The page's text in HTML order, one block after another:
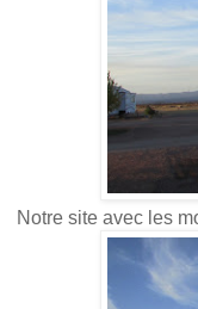
Notre site avec les